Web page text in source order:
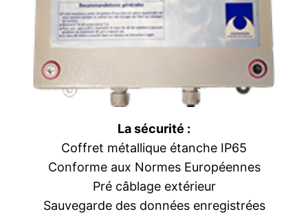
La sécurité :
Coffret métallique étanche IP65
Conforme aux Normes Européennes
Pré câblage extérieur
Sauvegarde des données enregistrées